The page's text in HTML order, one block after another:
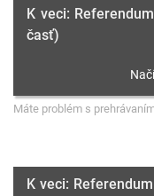
K veci:
časť)
Máte problém s
K veci: